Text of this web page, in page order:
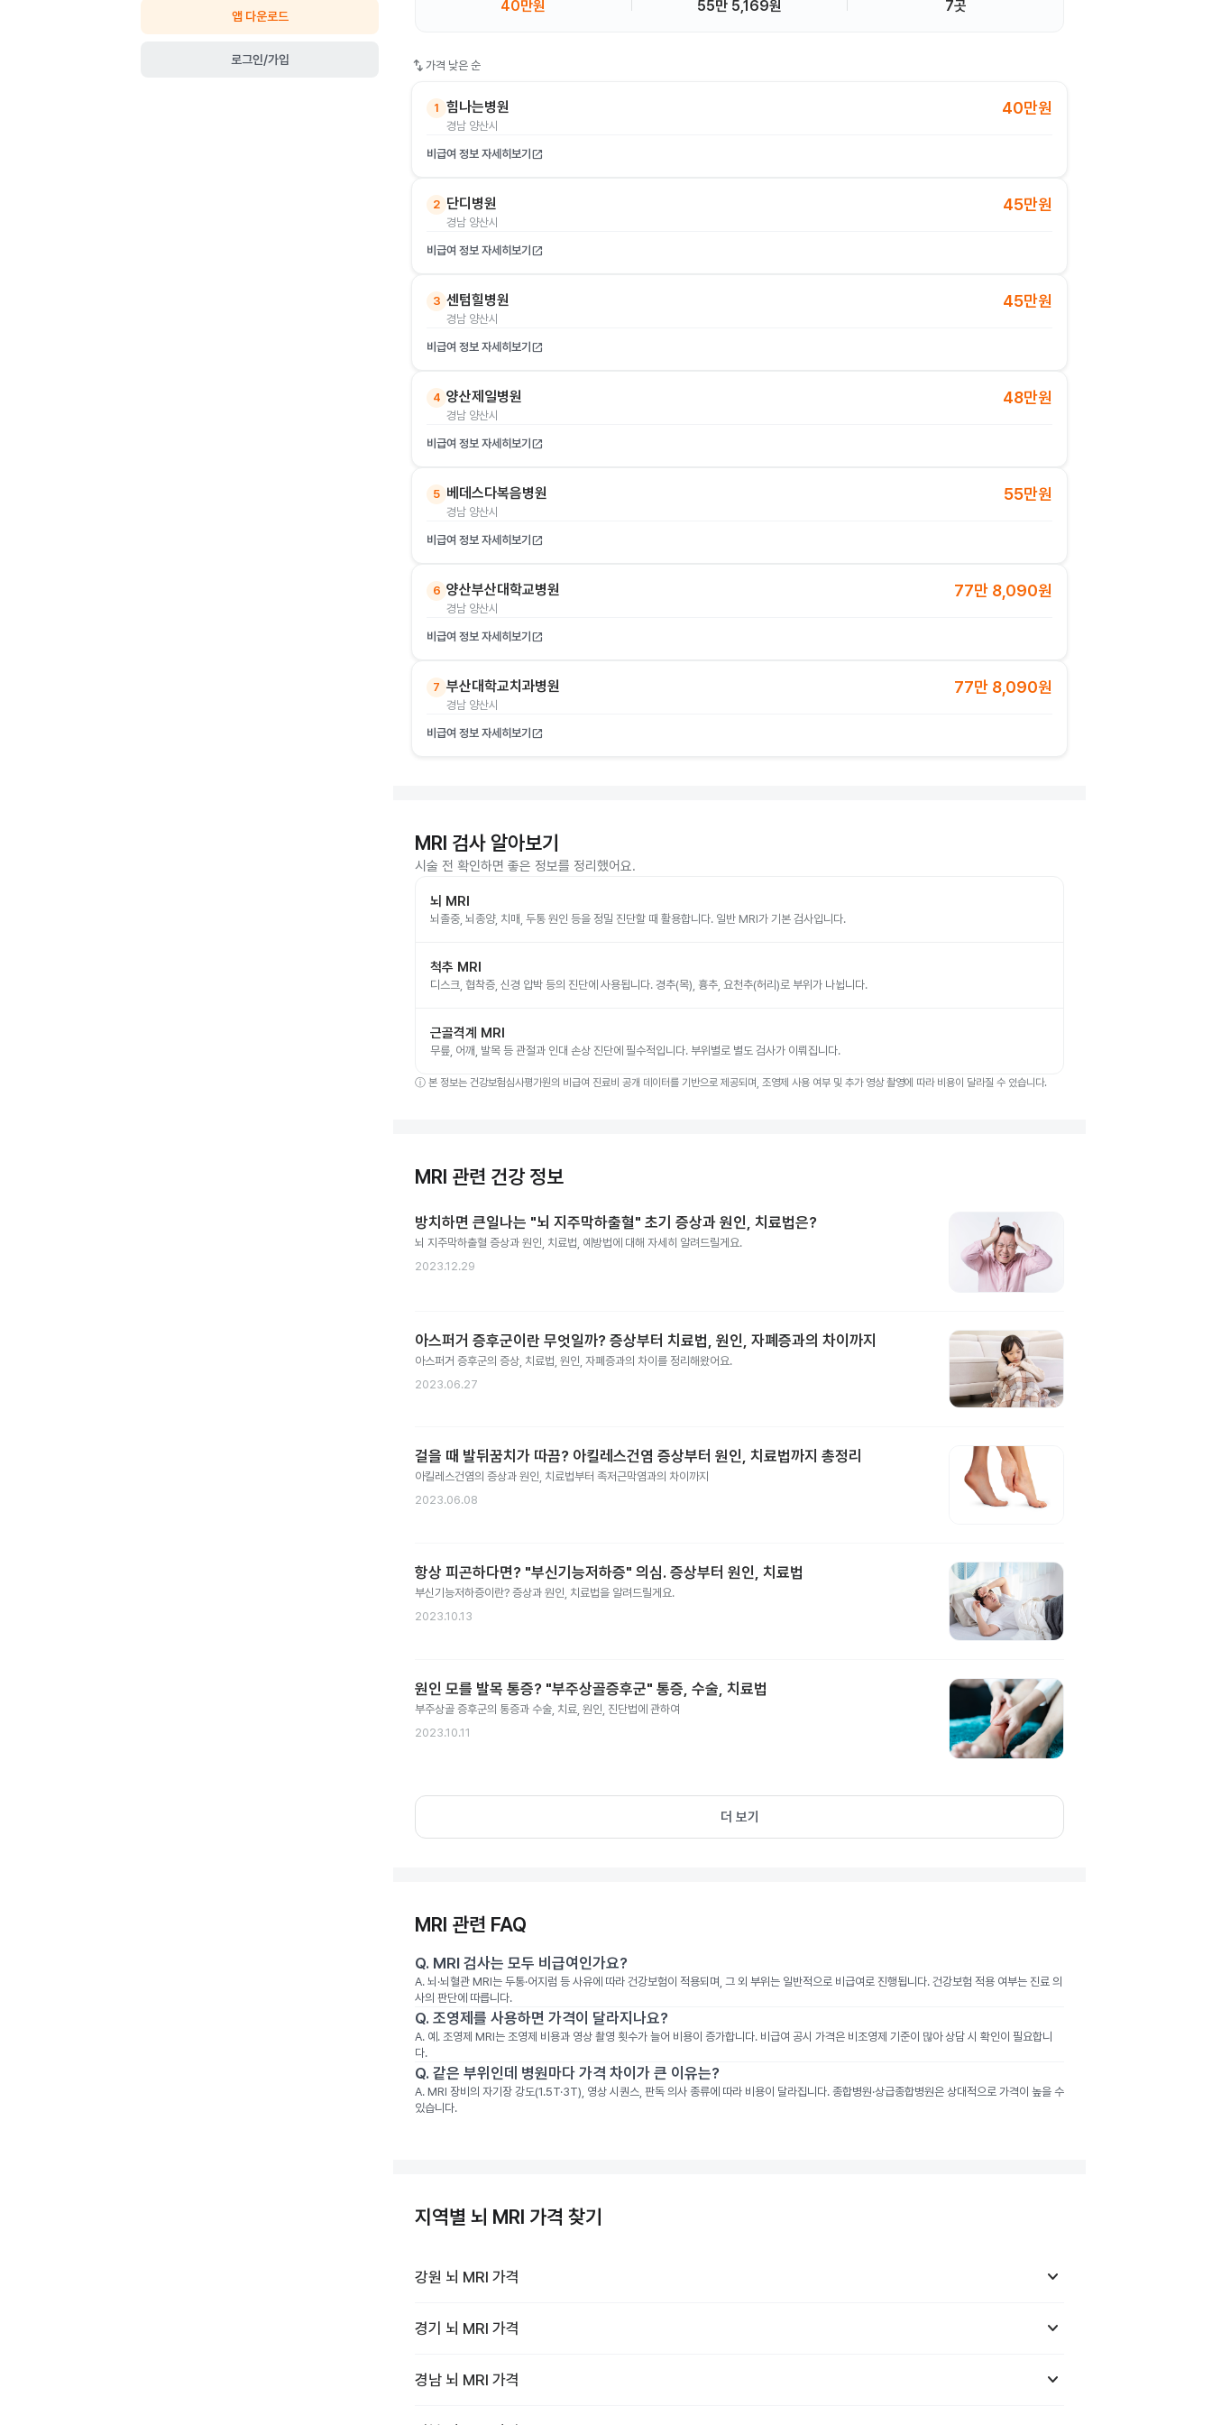
앱 다운로드
로그인/가입
40만원 55만 5,169원 7곳
swap_vert 가격 낮은 순
1 힘나는병원
경남 양산시
40만원
비급여 정보 자세히보기 open_in_new
2 단디병원
경남 양산시
45만원
비급여 정보 자세히보기 open_in_new
3 센텀힐병원
경남 양산시
45만원
비급여 정보 자세히보기 open_in_new
4 양산제일병원
경남 양산시
48만원
비급여 정보 자세히보기 open_in_new
5 베데스다복음병원
경남 양산시
55만원
비급여 정보 자세히보기 open_in_new
6 양산부산대학교병원
경남 양산시
77만 8,090원
비급여 정보 자세히보기 open_in_new
7 부산대학교치과병원
경남 양산시
77만 8,090원
비급여 정보 자세히보기 open_in_new
MRI 검사 알아보기
시술 전 확인하면 좋은 정보를 정리했어요.
뇌 MRI
뇌졸중, 뇌종양, 치매, 두통 원인 등을 정밀 진단할 때 활용합니다. 일반 MRI가 기본 검사입니다.
척추 MRI
디스크, 협착증, 신경 압박 등의 진단에 사용됩니다. 경추(목), 흉추, 요천추(허리)로 부위가 나뉩니다.
근골격계 MRI
무릎, 어깨, 발목 등 관절과 인대 손상 진단에 필수적입니다. 부위별로 별도 검사가 이뤄집니다.
ⓘ 본 정보는 건강보험심사평가원의 비급여 진료비 공개 데이터를 기반으로 제공되며, 조영제 사용 여부 및 추가 영상 촬영에 따라 비용이 달라질 수 있습니다.
MRI 관련 건강 정보
방치하면 큰일나는 "뇌 지주막하출혈" 초기 증상과 원인, 치료법은?
뇌 지주막하출혈 증상과 원인, 치료법, 예방법에 대해 자세히 알려드릴게요.
2023.12.29
아스퍼거 증후군이란 무엇일까? 증상부터 치료법, 원인, 자폐증과의 차이까지
아스퍼거 증후군의 증상, 치료법, 원인, 자폐증과의 차이를 정리해왔어요.
2023.06.27
걸을 때 발뒤꿈치가 따끔? 아킬레스건염 증상부터 원인, 치료법까지 총정리
아킬레스건염의 증상과 원인, 치료법부터 족저근막염과의 차이까지
2023.06.08
항상 피곤하다면? "부신기능저하증" 의심. 증상부터 원인, 치료법
부신기능저하증이란? 증상과 원인, 치료법을 알려드릴게요.
2023.10.13
원인 모를 발목 통증? "부주상골증후군" 통증, 수술, 치료법
부주상골 증후군의 통증과 수술, 치료, 원인, 진단법에 관하여
2023.10.11
더 보기
MRI 관련 FAQ
Q. MRI 검사는 모두 비급여인가요?
A. 뇌·뇌혈관 MRI는 두통·어지럼 등 사유에 따라 건강보험이 적용되며, 그 외 부위는 일반적으로 비급여로 진행됩니다. 건강보험 적용 여부는 진료 의
사의 판단에 따릅니다.
Q. 조영제를 사용하면 가격이 달라지나요?
A. 예. 조영제 MRI는 조영제 비용과 영상 촬영 횟수가 늘어 비용이 증가합니다. 비급여 공시 가격은 비조영제 기준이 많아 상담 시 확인이 필요합니
다.
Q. 같은 부위인데 병원마다 가격 차이가 큰 이유는?
A. MRI 장비의 자기장 강도(1.5T·3T), 영상 시퀀스, 판독 의사 종류에 따라 비용이 달라집니다. 종합병원·상급종합병원은 상대적으로 가격이 높을 수
있습니다.
지역별 뇌 MRI 가격 찾기
강원 뇌 MRI 가격 keyboard_arrow_down
경기 뇌 MRI 가격 keyboard_arrow_down
경남 뇌 MRI 가격 keyboard_arrow_down